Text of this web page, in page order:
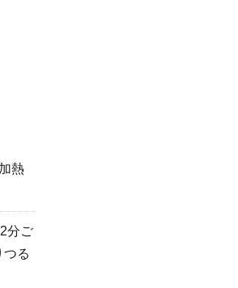
熱
分ご
つる